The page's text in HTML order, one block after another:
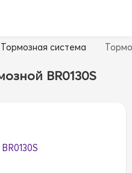
Тормозная система
BR0130S